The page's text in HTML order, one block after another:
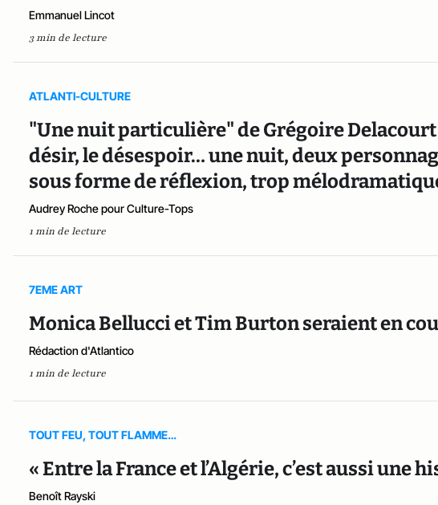
Emmanuel Lincot
3 min de lecture
ATLANTI-CULTURE
"Une nuit particulière" de Grégoire Delacourt
désir, le désespoir… une nuit, deux
sous forme de réflexion, trop
Audrey Roche pour Culture-Tops
1 min de lecture
7EME ART
Monica Bellucci et Tim Burton seraient en
Rédaction d'Atlantico
1 min de lecture
TOUT FEU, TOUT FLAMME…
« Entre la France et l’Algérie, c’est aussi une
Benoît Rayski